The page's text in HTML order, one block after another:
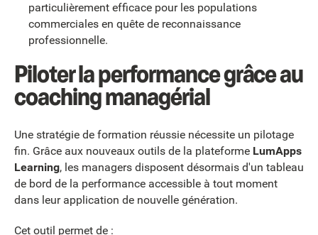
particulièrement efficace pour les populations
commerciales en quête de reconnaissance
professionnelle.
Piloter la performance grâce au
coaching managérial
Une stratégie de formation réussie nécessite un pilotage
fin. Grâce aux nouveaux outils de la plateforme LumApps
Learning, les managers disposent désormais d'un tableau
de bord de la performance accessible à tout moment
dans leur application de nouvelle génération.
Cet outil permet de :